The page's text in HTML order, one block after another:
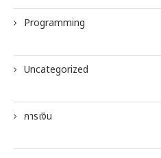
Programming
Uncategorized
การเงิน